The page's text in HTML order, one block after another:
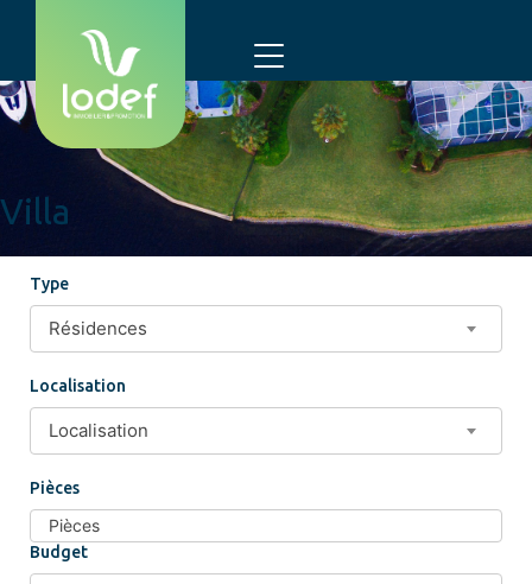
Villa
Type
Résidences
Localisation
Localisation
Localisation
Pièces
Budget